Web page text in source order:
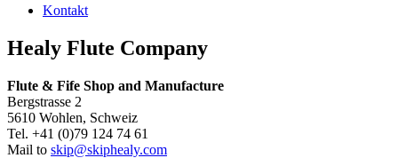
Kontakt
Healy Flute Company
Flute & Fife Shop and Manufacture
Bergstrasse 2
5610 Wohlen, Schweiz
Tel. +41 (0)79 124 74 61
Mail to skip@skiphealy.com